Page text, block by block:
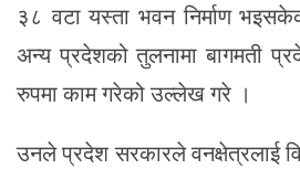
३८ वटा यस्ता भवन निर्माण
अन्य प्रदेशको तुलनामा बागमती
रुपमा काम गरेको उल्लेख गरे ।
उनले प्रदेश सरकारले वनक्षेत्रलाई